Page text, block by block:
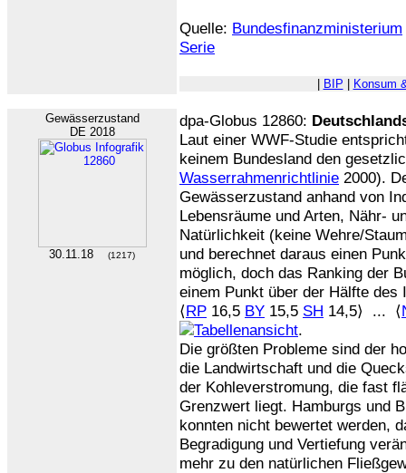
Quelle: Bundesfinanzministerium
Serie
BIP Konsum
Gewässerzustand
DE 2018
30.11.18 (1217)
dpa-Globus 12860:
Laut einer WWF-Studie
keinem Bundesland den
Wasserrahmenrichtlinie 2000).
Gewässerzustand anhand von
Lebensräume und Arten, Nähr-
Natürlichkeit (keine Wehre/
und berechnet daraus einen
möglich, doch das Ranking der
einem Punkt über der Hälfte des
⟨RP 16,5 BY 15,5 SH 14,5⟩ ... ⟨
.
Die größten Probleme sind der
die Landwirtschaft und die
der Kohleverstromung, die fast
Grenzwert liegt. Hamburgs und
konnten nicht bewertet werden,
Begradigung und Vertiefung
mehr zu den natürlichen